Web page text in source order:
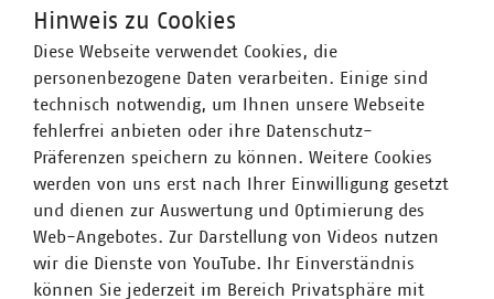
Kurzgutachten zu den Kosten typischer
Wärmeversorgungsoptionen im Mehrfamilienhaus mit
Fokus auf der Kostenbelastung von Mietenden und
Vermietenden sowie auf die Effekte des „50 Cent“-
Ansatzes bei der Wärmelieferung
Studie Transformation der kommunalen
Energieversorgung (KOWID)
VKU fordert Neustart für die Energiewende und stellt
Handlungsvorschläge zur Diskussion
Hinweis zu Cookies
Diese Webseite verwendet Cookies, die
personenbezogene Daten verarbeiten. Einige sind
technisch notwendig, um Ihnen unsere Webseite
fehlerfrei anbieten oder ihre Datenschutz-
Präferenzen speichern zu können. Weitere Cookies
werden von uns erst nach Ihrer Einwilligung gesetzt
und dienen zur Auswertung und Optimierung des
Web-Angebotes. Zur Darstellung von Videos nutzen
wir die Dienste von YouTube. Ihr Einverständnis
können Sie jederzeit im Bereich Privatsphäre mit